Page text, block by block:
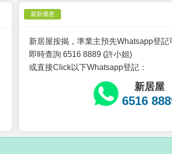
最新優惠
新居屋按揭，準業主預先Whatsapp登記
即時查詢 6516 8889 (許小姐)
或直接Click以下Whatsapp登記：
新居屋
6516